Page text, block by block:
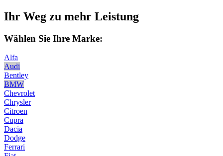
Ihr Weg zu mehr Leistung
Wählen Sie Ihre Marke:
Alfa
Audi
Bentley
BMW
Chevrolet
Chrysler
Citroen
Cupra
Dacia
Dodge
Ferrari